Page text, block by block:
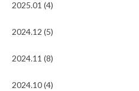
2025.01 (4)
2024.12 (5)
2024.11 (8)
2024.10 (4)